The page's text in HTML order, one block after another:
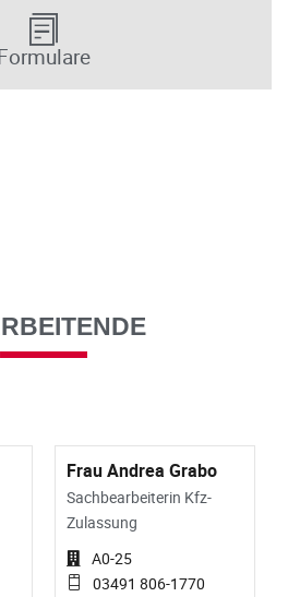
Frau Andrea Grabo
Sachbearbeiterin Kfz-
Zulassung
A0-25
03491 806-1770